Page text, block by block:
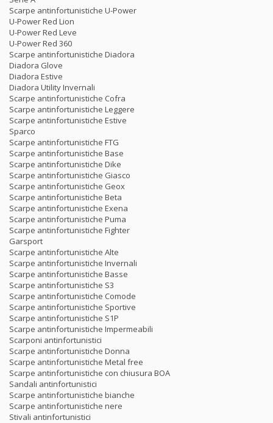
Scarpe antinfortunistiche U-Power
U-Power Red Lion
U-Power Red Leve
U-Power Red 360
Scarpe antinfortunistiche Diadora
Diadora Glove
Diadora Estive
Diadora Utility Invernali
Scarpe antinfortunistiche Cofra
Scarpe antinfortunistiche Leggere
Scarpe antinfortunistiche Estive
Sparco
Scarpe antinfortunistiche FTG
Scarpe antinfortunistiche Base
Scarpe antinfortunistiche Dike
Scarpe antinfortunistiche Giasco
Scarpe antinfortunistiche Geox
Scarpe antinfortunistiche Beta
Scarpe antinfortunistiche Exena
Scarpe antinfortunistiche Puma
Scarpe antinfortunistiche Fighter
Garsport
Scarpe antinfortunistiche Alte
Scarpe antinfortunistiche Invernali
Scarpe antinfortunistiche Basse
Scarpe antinfortunistiche S3
Scarpe antinfortunistiche Comode
Scarpe antinfortunistiche Sportive
Scarpe antinfortunistiche S1P
Scarpe antinfortunistiche Impermeabili
Scarponi antinfortunistici
Scarpe antinfortunistiche Donna
Scarpe antinfortunistiche Metal free
Scarpe antinfortunistiche con chiusura BOA
Sandali antinfortunistici
Scarpe antinfortunistiche bianche
Scarpe antinfortunistiche nere
Stivali antinfortunistici